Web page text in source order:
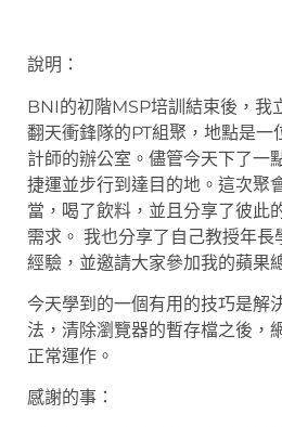
說明：
BNI的初階MSP培訓結束後，我
翻天衝鋒隊的PT組聚，地點是一
計師的辦公室。儘管今天下了一
捷運並步行到達目的地。這次聚
當，喝了飲料，並且分享了彼此
需求。 我也分享了自己教授年長
經驗，並邀請大家參加我的蘋果
今天學到的一個有用的技巧是解
法，清除瀏覽器的暫存檔之後，
正常運作。
感謝的事：